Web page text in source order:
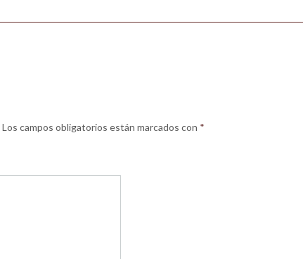
Los campos obligatorios están marcados con *